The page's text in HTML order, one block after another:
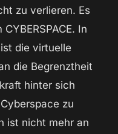
zu verlieren. Es
In
ist die virtuelle
die Begrenztheit
hinter sich
zu
ist nicht mehr an